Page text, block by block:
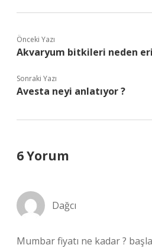
Önceki Yazı
Akvaryum bitkileri neden
Sonraki Yazı
Avesta neyi anlatıyor ?
6 Yorum
Dağcı
Mumbar fiyatı ne kadar ?